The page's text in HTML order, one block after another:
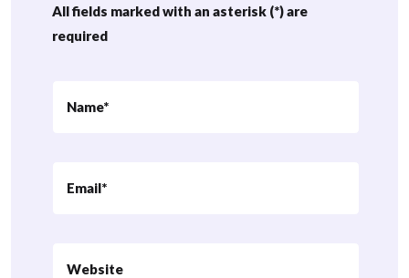
All fields marked with an asterisk (*) are
required